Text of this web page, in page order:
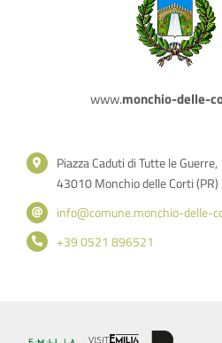
www.monchio-delle-
Piazza Caduti di Tutte le Guerre,
43010 Monchio delle Corti (PR)
info@comune.monchio-delle-
+39 0521 896521